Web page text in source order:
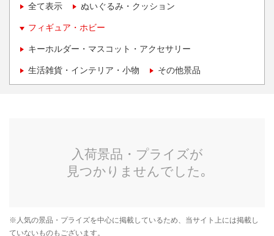
全て表示 ぬいぐるみ・クッション
フィギュア・ホビー
キーホルダー・マスコット・アクセサリー
生活雑貨・インテリア・小物 その他景品